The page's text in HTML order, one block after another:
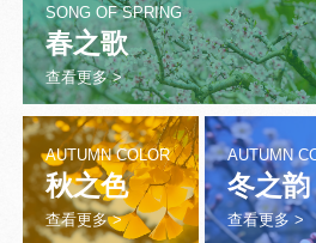
SONG OF SPRING
春之歌
查看更多 >
AUTUMN COLOR
秋之色
查看更多 >
AUTUMN
冬之韵
查看更多 >